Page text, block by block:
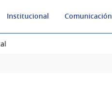
Institucional Comunicación